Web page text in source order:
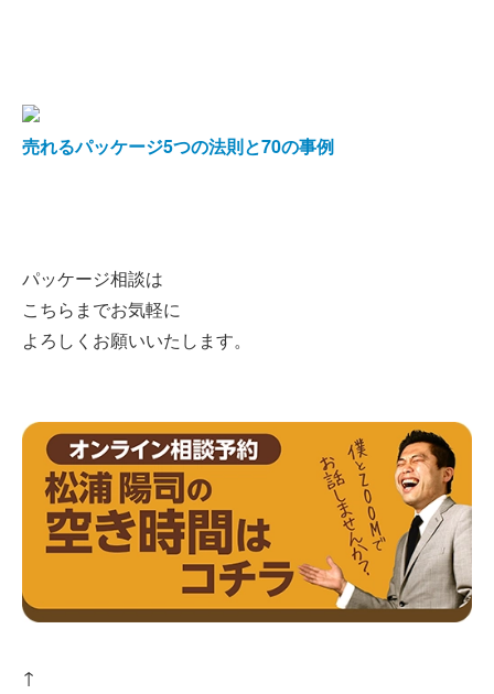
売れるパッケージ5つの法則と70の事例
パッケージ相談は
こちらまでお気軽に
よろしくお願いいたします。
↑